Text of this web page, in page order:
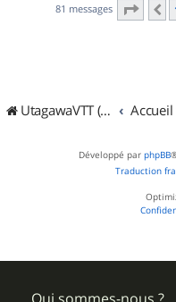
81 messages Page 5
UtagawaVTT (Randos VTT et VTTAE avec traces GPS)
Développé par phpBB
Traduction